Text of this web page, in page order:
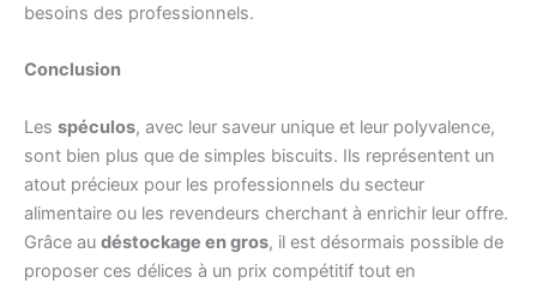
besoins des professionnels.
Conclusion
Les spéculos, avec leur saveur unique et leur polyvalence,
sont bien plus que de simples biscuits. Ils représentent un
atout précieux pour les professionnels du secteur
alimentaire ou les revendeurs cherchant à enrichir leur offre.
Grâce au déstockage en gros, il est désormais possible de
proposer ces délices à un prix compétitif tout en